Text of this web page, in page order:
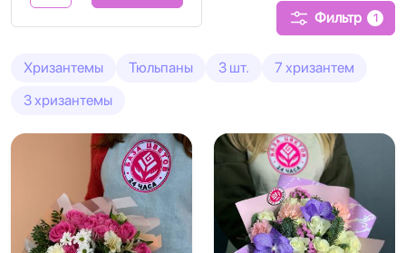
Фильтр 1
Хризантемы Тюльпаны 3 шт.
7 хризантем
3 хризантемы